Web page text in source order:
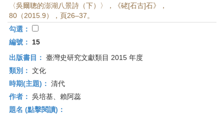
〈吳爾聰的澎湖八景詩（下）〉，《硓[石古]石》，
80（2015.9），頁26–37。
勾選：
編號：
15
出版書目： 臺灣史研究文獻類目 2015 年度
類別： 文化
時期(主題)： 清代
作者： 吳培基、賴阿蕊
題名 (點擊閱讀)：